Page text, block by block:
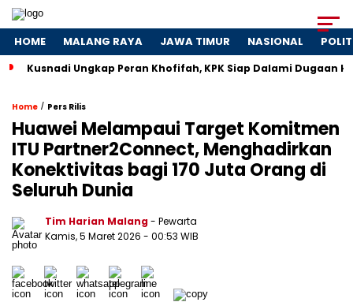
HOME MALANG RAYA JAWA TIMUR NASIONAL
Kusnadi Ungkap Peran Khofifah, KPK Siap Dalami Dugaan
Home / Pers Rilis
Huawei Melampaui Target Komitmen
ITU Partner2Connect, Menghadirkan
Konektivitas bagi 170 Juta Orang di
Seluruh Dunia
Tim Harian Malang- Pewarta
Kamis, 5 Maret 2026 - 00:53 WIB